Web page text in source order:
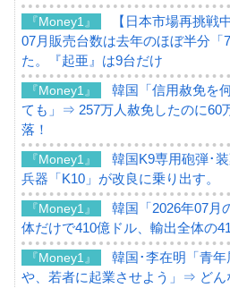
『Money1』
【日本市場再挑戦
07月販売台数は去年のほぼ半分「
た。『起亜』は9台だけ
『Money1』
韓国「信用赦免を
ても」⇒ 257万人赦免したのに60
落！
『Money1』
韓国K9専用砲弾･
兵器「K10」が改良に乗り出す。
『Money1』
韓国「2026年07月
体だけで410億ドル、輸出全体の
『Money1』
韓国･李在明「青
や、若者に起業させよう」⇒ どん